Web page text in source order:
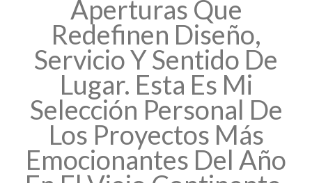
Aperturas Que
Redefinen Diseño,
Servicio Y Sentido De
Lugar. Esta Es Mi
Selección Personal De
Los Proyectos Más
Emocionantes Del Año